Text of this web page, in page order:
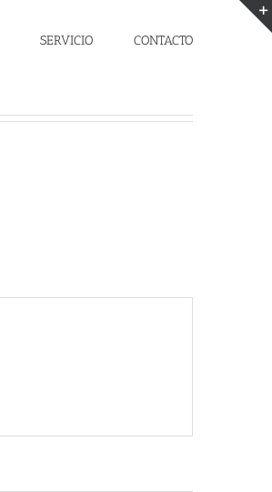
SERVICIO CONTACTO